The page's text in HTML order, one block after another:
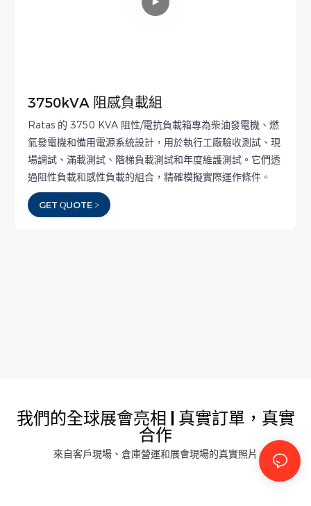
3750kVA 阻感負載組
Ratas 的 3750 KVA 阻性/電抗負載箱專為柴油發電機、燃
氣發電機和備用電源系統設計，用於執行工廠驗收測試、現
場調試、滿載測試、階梯負載測試和年度維護測試。它們透
過阻性負載和感性負載的組合，精確模擬實際運作條件。
GET QUOTE >
我們的全球展會亮相 | 真實訂單，真實
合作
來自客戶現場、倉庫營運和展會現場的真實照片